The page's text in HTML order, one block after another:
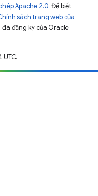
Apache 2.0. Để biết
sách trang web của
đã đăng ký của Oracle
UTC.